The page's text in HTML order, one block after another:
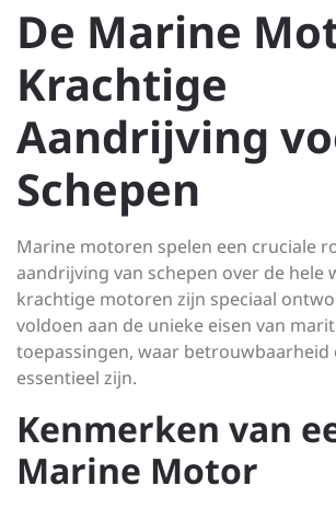
De Marine
Krachtige
Aandrijving
Schepen
Marine motoren spelen een cruciale
aandrijving van schepen over de hele
krachtige motoren zijn speciaal
voldoen aan de unieke eisen van
toepassingen, waar betrouwbaarheid
essentieel zijn.
Kenmerken van
Marine Motor